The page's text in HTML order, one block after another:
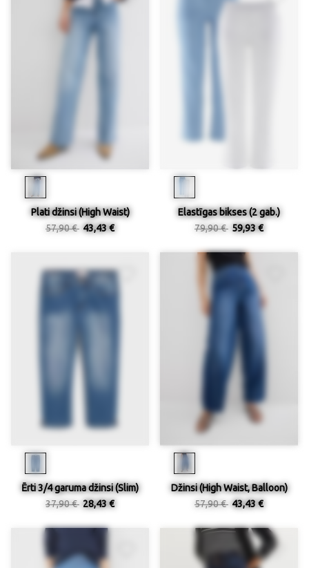
Plati džinsi (High Waist)
57,90 € 43,43 €
Elastīgas bikses (2 gab.)
79,90 € 59,93 €
Ērti 3/4 garuma džinsi (Slim)
37,90 € 28,43 €
Džinsi (High Waist, Balloon)
57,90 € 43,43 €